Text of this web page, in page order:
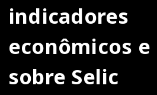
indicadores
econômicos
sobre Selic